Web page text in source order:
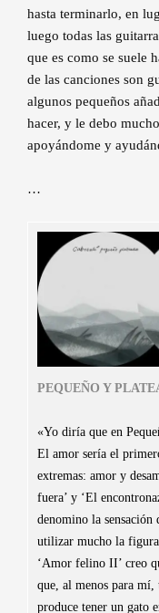
hasta terminarlo, en
luego todas las
que es como se suele
de las canciones son
algunos pequeños
hacer, y le debo
apoyándome y
…
PEQUEÑO Y
«Yo diría que en
El amor sería el
extremas: amor y
fuera’ y ‘El
denomino la sensación
utilizar mucho la
‘Amor felino II’ creo
que, al menos para mí,
produce tener un gato